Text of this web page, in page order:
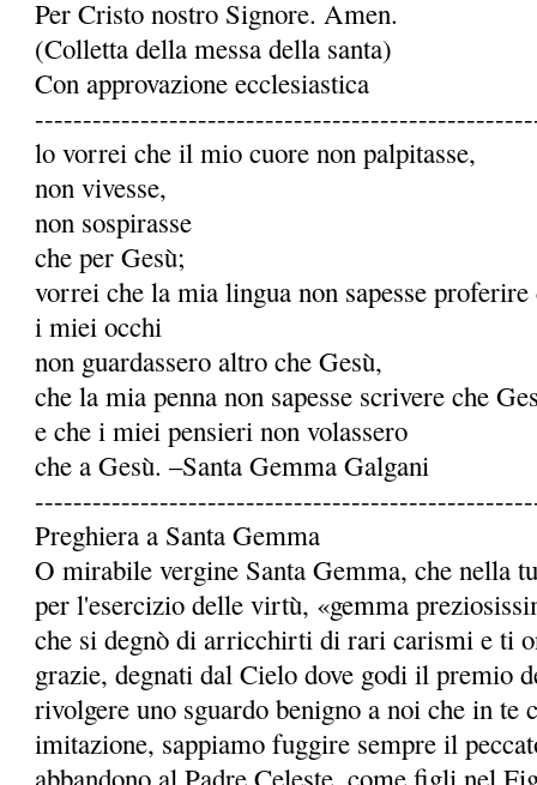
Per Cristo nostro Signore. Amen.
(Colletta della messa della santa)
Con approvazione ecclesiastica
lo vorrei che il mio cuore non palpitasse,
non vivesse,
non sospirasse
che per Gesù;
vorrei che la mia lingua non sapesse
i miei occhi
non guardassero altro che Gesù,
che la mia penna non sapesse scrivere che
e che i miei pensieri non volassero
che a Gesù. –Santa Gemma Galgani
Preghiera a Santa Gemma
O mirabile vergine Santa Gemma, che nella
per l'esercizio delle virtù, «gemma
che si degnò di arricchirti di rari carismi e ti
grazie, degnati dal Cielo dove godi il premio
rivolgere uno sguardo benigno a noi che in te
imitazione, sappiamo fuggire sempre il
abbandono al Padre Celeste, come figli nel